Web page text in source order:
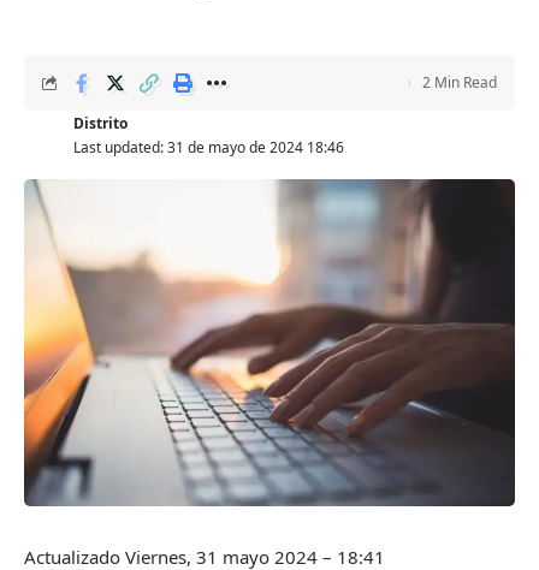
Last updated: 31 de mayo de 2024 18:46
Distrito
2 Min Read
Actualizado Viernes, 31 mayo 2024 – 18:41